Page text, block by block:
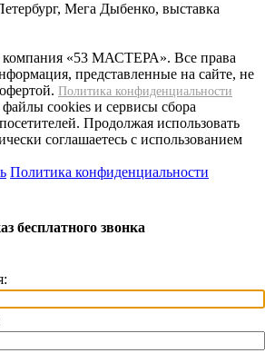
Мега Дыбенко, выставка
компания «53 МАСТЕРА». Все права
представленные на сайте, не
Политика конфиденциальности
файлы cookies и сервисы сбора
Продолжая использовать
соглашаетесь с использованием
Политика конфиденциальности
бесплатного звонка